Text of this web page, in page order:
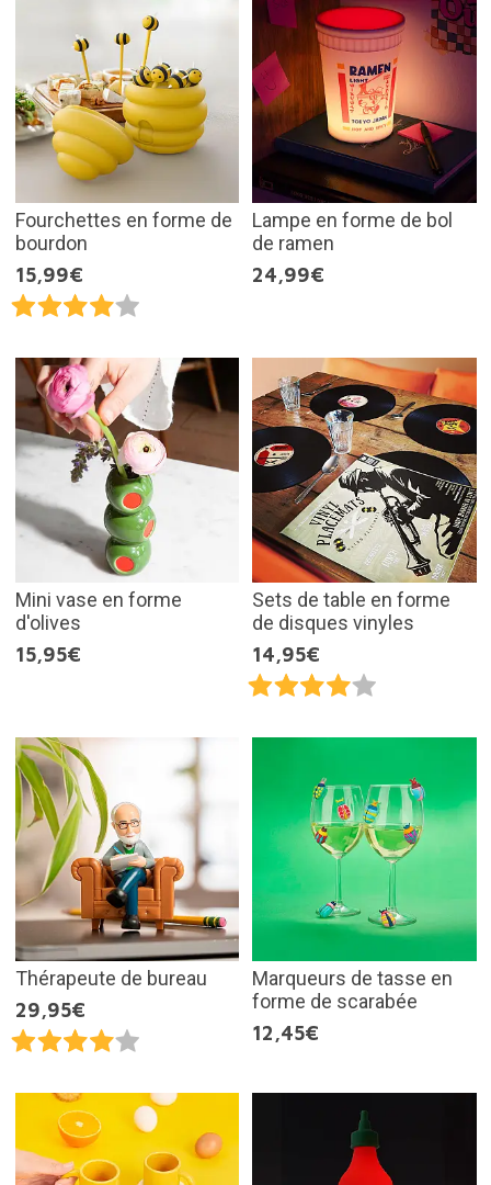
Fourchettes en forme de
bourdon
15,99€
Lampe en forme de bol
de ramen
24,99€
Mini vase en forme
d'olives
15,95€
Sets de table en forme
de disques vinyles
14,95€
Thérapeute de bureau
29,95€
Marqueurs de tasse en
forme de scarabée
12,45€